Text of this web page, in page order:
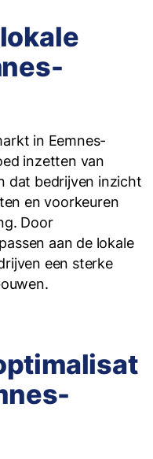
in Eemnes-
inzetten van
dat bedrijven inzicht
en voorkeuren
Door
aan de lokale
een sterke